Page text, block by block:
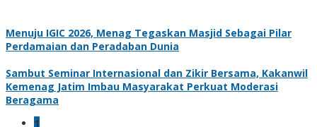
Menuju IGIC 2026, Menag Tegaskan Masjid Sebagai Pilar
Perdamaian dan Peradaban Dunia
Sambut Seminar Internasional dan Zikir Bersama, Kakanwil
Kemenag Jatim Imbau Masyarakat Perkuat Moderasi
Beragama
1